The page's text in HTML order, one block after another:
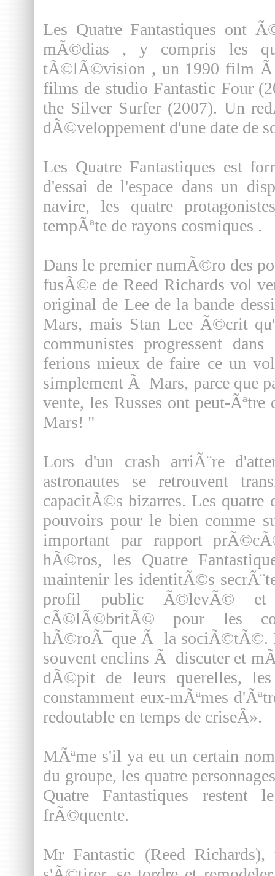
Les Quatre Fantastiques ont
mÃ©dias , y compris les
tÃ©lÃ©vision , un 1990 film
films de studio Fantastic Four
the Silver Surfer (2007). Un
dÃ©veloppement d'une date de
Les Quatre Fantastiques est
d'essai de l'espace dans un
navire, les quatre
tempÃªte de rayons cosmiques .
Dans le premier numÃ©ro des
fusÃ©e de Reed Richards vol
original de Lee de la bande
Mars, mais Stan Lee Ã©crit
communistes progressent
ferions mieux de faire ce un
simplement Ã Mars, parce que
vente, les Russes ont peut-
Mars! "
Lors d'un crash arriÃ¨re
astronautes se retrouvent
capacitÃ©s bizarres. Les
pouvoirs pour le bien comme
important par rapport
hÃ©ros, les Quatre
maintenir les identitÃ©s
profil public Ã©levÃ© et
cÃ©lÃ©britÃ© pour les
hÃ©roÃ¯que Ã la sociÃ©tÃ©.
souvent enclins Ã discuter et
dÃ©pit de leurs querelles, les
constamment eux-mÃªmes
redoutable en temps de criseÂ».
MÃªme s'il ya eu un certain
du groupe, les quatre
Quatre Fantastiques
frÃ©quente.
Mr Fantastic (Reed